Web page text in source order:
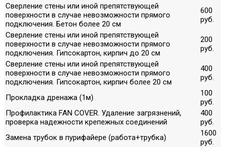
Сверление стены или иной препятствующей
поверхности в случае невозможности прямого
подключения. Бетон более 20 см
600
руб.
Сверление стены или иной препятствующей
поверхности в случае невозможности прямого
подключения. Гипсокартон, кирпич до 20 см
200
руб.
Сверление стены или иной препятствующей
поверхности в случае невозможности прямого
подключения. Гипсокартон, кирпич более 20 см
400
руб.
Прокладка дренажа (1м)
100
руб.
Профилактика FAN COVER. Удаление загрязнений,
проверка надежности крепежных соединений
400
руб.
Замена трубок в пурифайере (работа+трубка)
1600
руб.